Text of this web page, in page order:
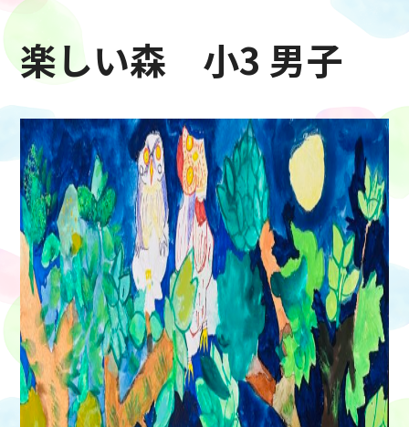
楽しい森 小3 男子